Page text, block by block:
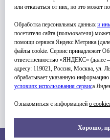
или отказаться от них, но это может
Обработка персональных данных и
посетителя сайта (пользователя)
помощи сервиса Яндекс.Метрика
файлы cookie. Сервис принадлежит
ответственностью «ЯНДЕКС» (далее
адресу: 119021, Россия, Москва, ул.
обрабатывает указанную
условиях использования сервиса
Ознакомиться с информацией о
Хорошо,